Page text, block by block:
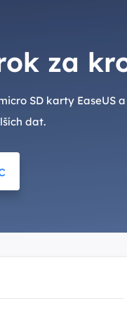
za
SD karty EaseUS
dat.